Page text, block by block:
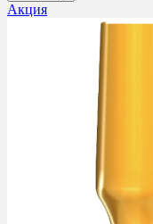
Акция